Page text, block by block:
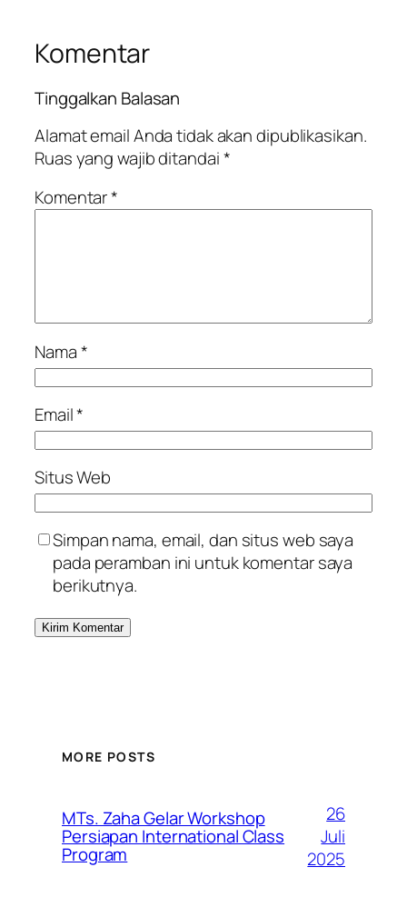
Komentar
Tinggalkan Balasan
Alamat email Anda tidak akan dipublikasikan.
Ruas yang wajib ditandai*
Komentar*
Nama*
Email*
Situs Web
Simpan nama, email, dan situs web saya
pada peramban ini untuk komentar saya
berikutnya.
MORE POSTS
MTs. Zaha Gelar Workshop
Persiapan International Class
Program
26
Juli
2025